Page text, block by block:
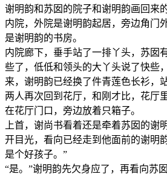
谢明韵和苏囡的院子和谢明韵画回来
内院，外院是谢明韵起居，旁边角门
是谢明韵的书房。
内院廊下，垂手站了一排丫头，苏囡
些了，低低和领头的大丫头说了快些
来，谢明韵已经换了件青莲色长衫，
两人再次回到花厅，和刚才比，花厅
在花厅门口，旁边放着只箱子。
上首，谢尚书看着还是牵着苏囡的谢
开目光，看向已经走到他面前的谢明
是个好孩子。”
“是。”谢明韵先欠身应了，再看向苏